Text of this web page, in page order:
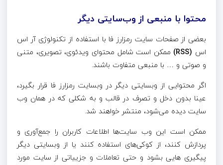
محتوا با منبعی از وب‌سایتی دیگر
بعضی از صفحات سایت رمزارز فا با استفاده از تکنولوژی آر اس
اس (RSS)
ممکن است شامل محتوای ویدئوی، تصویری، متنی
و صوتی و … با منبعی متفاوت باشند.
اگر محتوایی از وبسایتی دیگر در وبسایت رمزارز فا قرار بگیرد،
عینا بدون دخل و تصرف در قالب و به شکلی که در همان وب
سایت دیده می‌شود، منتشر خواهند شد.
ممکن است این وب سایت‌ها اطلاعات کاربران را جمع‌آوری و
پردازش کنند، از کوکی‌های‌ استفاده کنند یا از وبسایتی دیگر
پیگیری هایی بشود و حتی تعاملات و جزییاتی از سایت مورد